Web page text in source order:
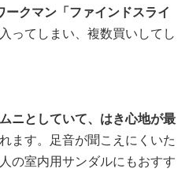
クマン「ファインドスライ
ってしまい、複数買いしてし
ニとしていて、はき心地が最
ます。足音が聞こえにくいた
の室内用サンダルにもおすす